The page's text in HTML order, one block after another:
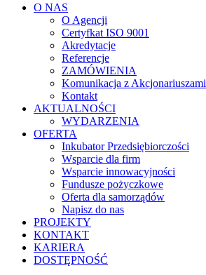
O NAS
O Agencji
Certyfkat ISO 9001
Akredytacje
Referencje
ZAMÓWIENIA
Komunikacja z Akcjonariuszami
Kontakt
AKTUALNOŚCI
WYDARZENIA
OFERTA
Inkubator Przedsiębiorczości
Wsparcie dla firm
Wsparcie innowacyjności
Fundusze pożyczkowe
Oferta dla samorządów
Napisz do nas
PROJEKTY
KONTAKT
KARIERA
DOSTĘPNOŚĆ